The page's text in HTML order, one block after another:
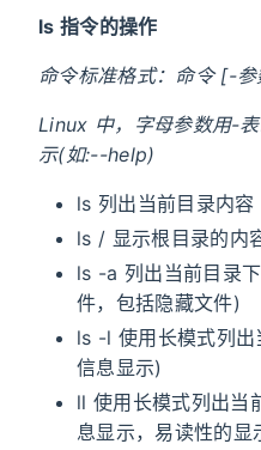
ls 指令的操作
命令标准格式：命令 [-
Linux 中，字母参数用-
示(如:--help)
ls 列出当前目录内容
ls / 显示根目录的内
ls -a 列出当前目录
件，包括隐藏文件)
ls -l 使用长模式列出
信息显示)
ll 使用长模式列出当
息显示，易读性的显